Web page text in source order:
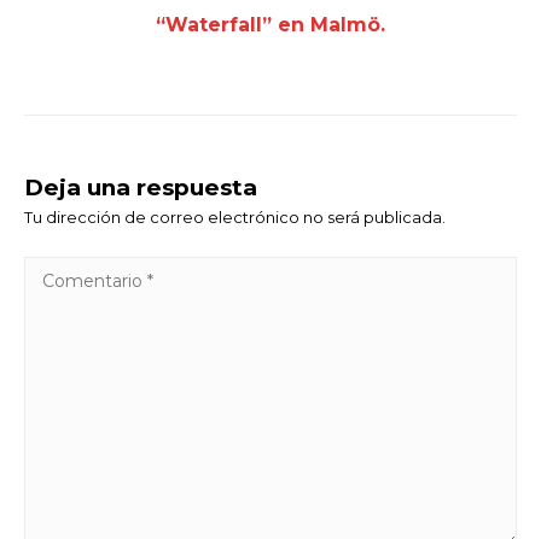
“Waterfall” en Malmö.
Deja una respuesta
Tu dirección de correo electrónico no será publicada.